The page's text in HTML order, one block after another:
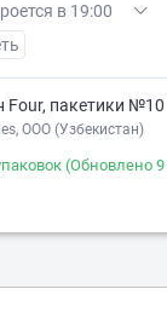
в 19:00
XX
Four, пакетики №10
ООО (Узбекистан)
(Обновлено